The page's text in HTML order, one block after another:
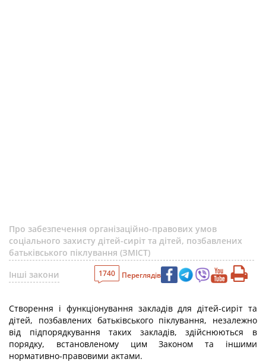
Про забезпечення організаційно-правових умов
соціального захисту дітей-сиріт та дітей, позбавлених
батьківського піклування (ЗМІСТ)
Інші закони
1740 Переглядів
Створення і функціонування закладів для дітей-сиріт та
дітей, позбавлених батьківського піклування, незалежно
від підпорядкування таких закладів, здійснюються в
порядку, встановленому цим Законом та іншими
нормативно-правовими актами.